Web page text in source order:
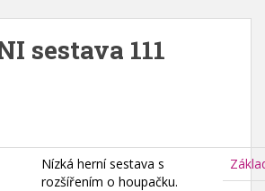
sestava 111
Nízká herní sestava s
rozšířením o houpačku.